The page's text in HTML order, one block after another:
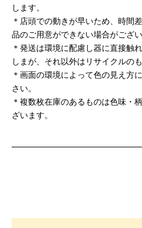
します。
＊店頭での動きが早いため、時間
品のご用意ができない場合がござい
＊発送は環境に配慮し器に直接触
しまが、それ以外はリサイクルの
＊画面の環境によって色の見え方
さい。
＊複数枚在庫のあるものは色味・
ざいます。